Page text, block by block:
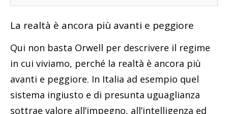
La realtà è ancora più avanti e peggiore
Qui non basta Orwell per descrivere il regime
in cui viviamo, perché la realtà è ancora più
avanti e peggiore. In Italia ad esempio quel
sistema ingiusto e di presunta uguaglianza
sottrae valore all’impegno, all’intelligenza ed